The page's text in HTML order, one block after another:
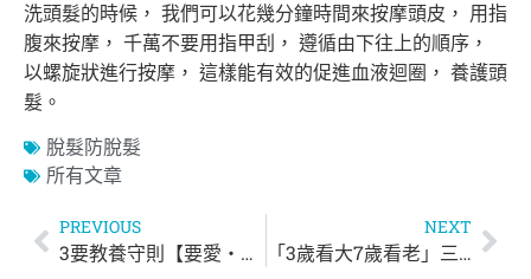
洗頭髮的時候， 我們可以花幾分鐘時間來按摩頭皮， 用指
腹來按摩， 千萬不要用指甲刮， 遵循由下往上的順序，
以螺旋狀進行按摩， 這樣能有效的促進血液迴圈， 養護頭
髮。
脫髮防脫髮
所有文章
PREVIOUS
3要教養守則【要愛‧不要溺】
NEXT
「3歲看大7歲看老」三歲決定孩子智商？